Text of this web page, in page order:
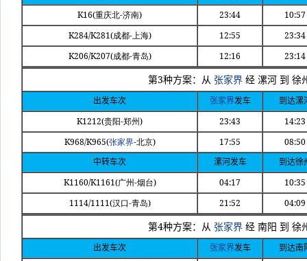
K16(重庆北-济南) 23:44
10:57
K284/K281(成都-上海) 12:55
23:34
K206/K207(成都-青岛) 12:16 23:14
第3种方案：从 张家界 经 漯河 到 徐
出发车次 张家界发车 到达漯
K1212(贵阳-郑州) 23:43
14:23
K968/K965(张家界-北京) 17:55 08:50
中转车次 漯河发车 到达徐
K1160/K1161(广州-烟台) 04:17
10:35
1114/1111(汉口-青岛) 21:52 04:09
第4种方案：从 张家界 经 南阳 到 徐
出发车次 张家界发车 到达南